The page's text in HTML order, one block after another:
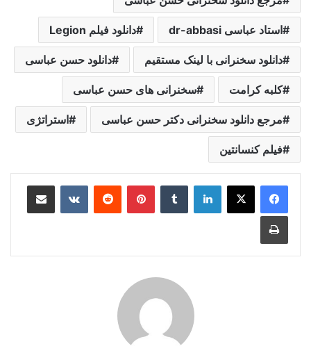
استاد عباسی dr-abbasi دانلود فیلم Legion
دانلود سخنرانی با لینک مستقیم دانلود حسن عباسی
کلبه کرامت سخنرانی های حسن عباسی
مرجع دانلود سخنرانی دکتر حسن عباسی استراتژی
فیلم کنسانتین
لینکدین ‫تامبلر ‫پین‌ترست‫رددیت ‫VKontakteاشتراک گذاری از طریق ایمیل
چاپ